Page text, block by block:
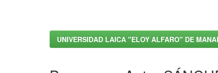
UNIVERSIDAD LAICA "ELOY ALFARO" DE